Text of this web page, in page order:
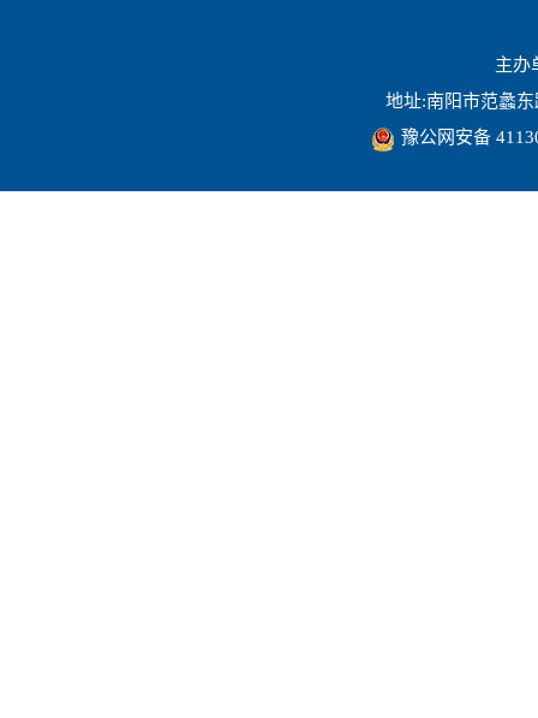
主办
地址:南阳市范蠡
豫公网安备